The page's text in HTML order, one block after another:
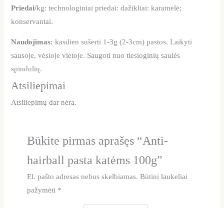
Priedai/kg: technologiniai priedai: dažikliai: karamelė;
konservantai.
Naudojimas: kasdien sušerti 1-3g (2-3cm) pastos. Laikyti
sausoje, vėsioje vietoje. Saugoti nuo tiesioginių saulės
spindulių.
Atsiliepimai
Atsiliepimų dar nėra.
Būkite pirmas aprašęs “Anti-
hairball pasta katėms 100g”
El. pašto adresas nebus skelbiamas. Būtini laukeliai
pažymėti *